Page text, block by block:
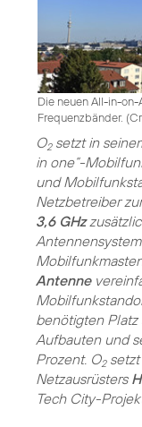
Die neuen All-in-
Frequenzbänder. (
O2setzt in
in one“-
und
Netzbetreiber
3,6 GHz
Antenne
benötigten Platz
Aufbauten und
Prozent. O2setzt
Netzausrüsters
Tech City-